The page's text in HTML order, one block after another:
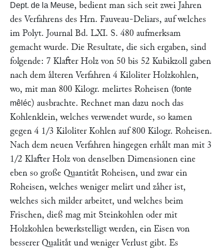
Dept. de la Meuse, bedient man sich seit zwei Jahren
des Verfahrens des Hrn. Fauveau-Deliars, auf welches
im Polyt. Journal Bd. LXI. S. 480 aufmerksam
gemacht wurde. Die Resultate, die sich ergaben, sind
folgende: 7 Klafter Holz von 50 bis 52 Kubikzoll gaben
nach dem aͤlteren Verfahren 4 Kiloliter Holzkohlen,
wo, mit man 800 Kilogr. melirtes Roheisen (fonte
mêléc) ausbrachte. Rechnet man dazu noch das
Kohlenklein, welches verwendet wurde, so kamen
gegen 4 1/3 Kiloliter Kohlen auf 800 Kilogr. Roheisen.
Nach dem neuen Verfahren hingegen erhaͤlt man mit 3
1/2 Klafter Holz von denselben Dimensionen eine
eben so große Quantitaͤt Roheisen, und zwar ein
Roheisen, welches weniger melirt und zaͤher ist,
welches sich milder arbeitet, und welches beim
Frischen, dieß mag mit Steinkohlen oder mit
Holzkohlen bewerkstelligt werden, ein Eisen von
besserer Qualitaͤt und weniger Verlust gibt. Es